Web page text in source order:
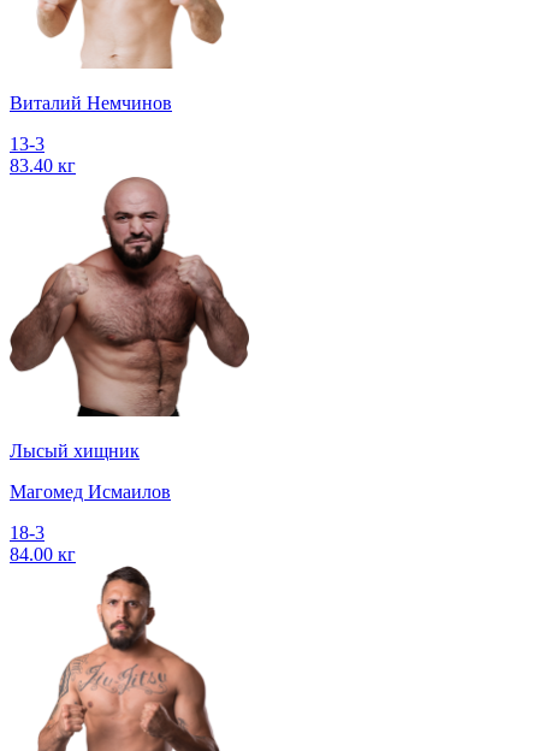
Виталий Немчинов
13-3
83.40 кг
Лысый хищник
Магомед Исмаилов
18-3
84.00 кг